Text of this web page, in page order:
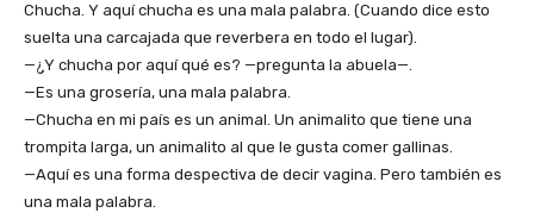
Chucha. Y aquí chucha es una mala palabra. (Cuando dice esto
suelta una carcajada que reverbera en todo el lugar).
—¿Y chucha por aquí qué es? —pregunta la abuela—.
—Es una grosería, una mala palabra.
—Chucha en mi país es un animal. Un animalito que tiene una
trompita larga, un animalito al que le gusta comer gallinas.
—Aquí es una forma despectiva de decir vagina. Pero también es
una mala palabra.